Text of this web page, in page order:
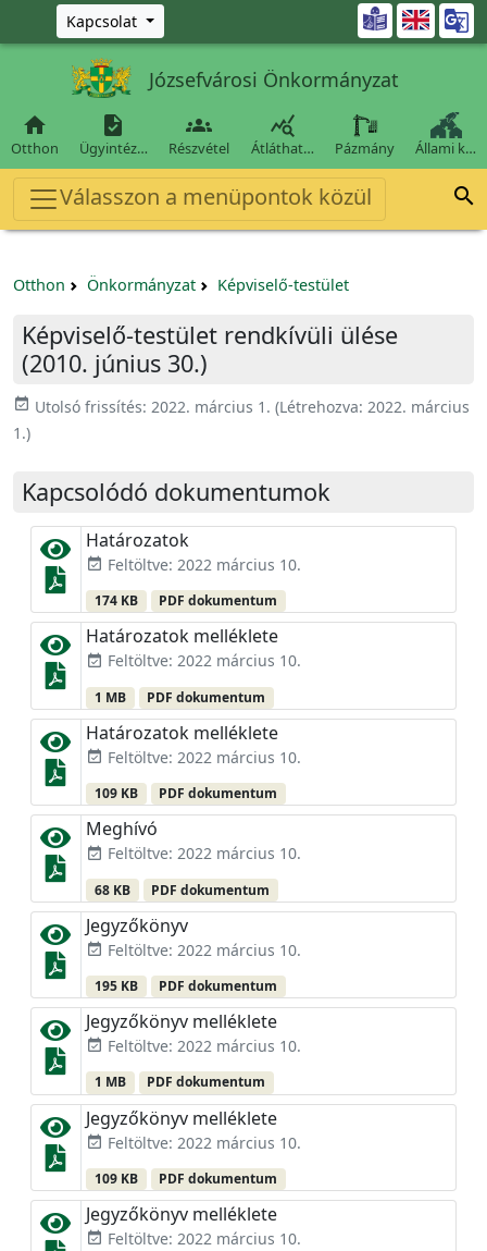
Ugrás a fő tartalomra
Kapcsolat 
Józsefvárosi Önkormányzat

Otthon

Ügyintéz…

Részvétel

Átláthat… Pázmány Állami k…
Válasszon a menüpontok közül 
Otthon Önkormányzat Képviselő-testület
Képviselő-testület rendkívüli ülése
(2010. június 30.)
event_available Utolsó frissítés: 2022. március 1. (Létrehozva: 2022. március
1.)
Kapcsolódó dokumentumok
Határozatok
event_available Feltöltve: 2022 március 10.
174 KB PDF dokumentum
Határozatok melléklete
event_available Feltöltve: 2022 március 10.
1 MB PDF dokumentum
Határozatok melléklete
event_available Feltöltve: 2022 március 10.
109 KB PDF dokumentum
Meghívó
event_available Feltöltve: 2022 március 10.
68 KB PDF dokumentum
Jegyzőkönyv
event_available Feltöltve: 2022 március 10.
195 KB PDF dokumentum
Jegyzőkönyv melléklete
event_available Feltöltve: 2022 március 10.
1 MB PDF dokumentum
Jegyzőkönyv melléklete
event_available Feltöltve: 2022 március 10.
109 KB PDF dokumentum
Jegyzőkönyv melléklete
event_available Feltöltve: 2022 március 10.